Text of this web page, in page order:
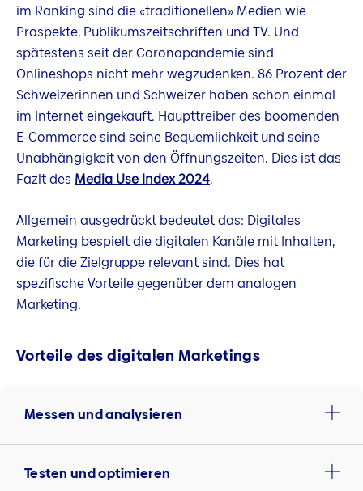
im Ranking sind die «traditionellen» Medien wie
Prospekte, Publikumszeitschriften und TV. Und
spätestens seit der Coronapandemie sind
Onlineshops nicht mehr wegzudenken. 86 Prozent der
Schweizerinnen und Schweizer haben schon einmal
im Internet eingekauft. Haupttreiber des boomenden
E-Commerce sind seine Bequemlichkeit und seine
Unabhängigkeit von den Öffnungszeiten. Dies ist das
Fazit des Media Use Index 2024.
Allgemein ausgedrückt bedeutet das: Digitales
Marketing bespielt die digitalen Kanäle mit Inhalten,
die für die Zielgruppe relevant sind. Dies hat
spezifische Vorteile gegenüber dem analogen
Marketing.
Vorteile des digitalen Marketings
Messen und analysieren
Testen und optimieren